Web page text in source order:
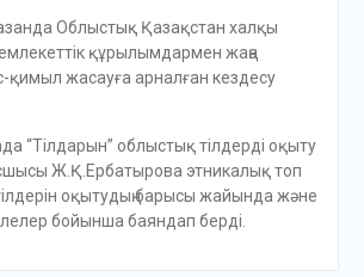
Облыстық Қазақстан халқы
құрылымдармен жаңа
қимыл жасауға арналған кездесу
“Тілдарын” облыстық тілдерді оқыту
Ж.Қ.Ербатырова этникалық топ
оқытудың барысы жайында және
бойынша баяндап берді.